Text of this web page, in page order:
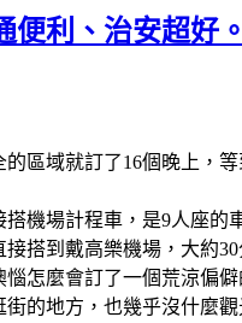
便利、治安超好。
區域就訂了16個晚上，
機場計程車，是9人座的
搭到戴高樂機場，大約30
怎麼會訂了一個荒涼偏
的地方，也幾乎沒什麼